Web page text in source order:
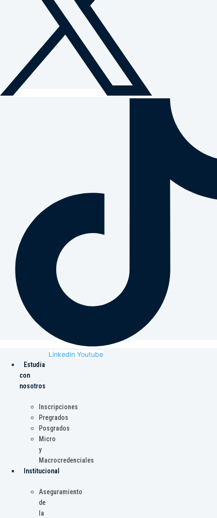
Linkedin Youtube
Estudia
con
nosotros
Inscripciones
Pregrados
Posgrados
Micro
y
Macrocredenciales
Institucional
Aseguramiento
de
la